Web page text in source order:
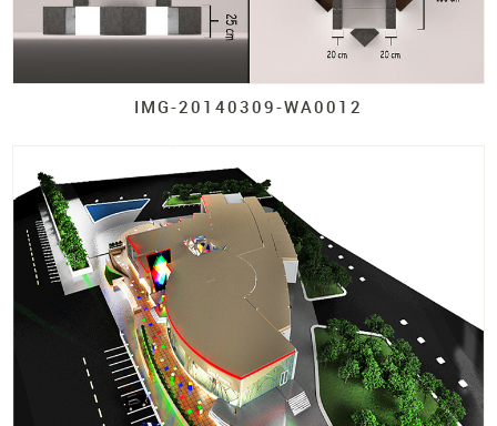
IMG-20140309-WA0012